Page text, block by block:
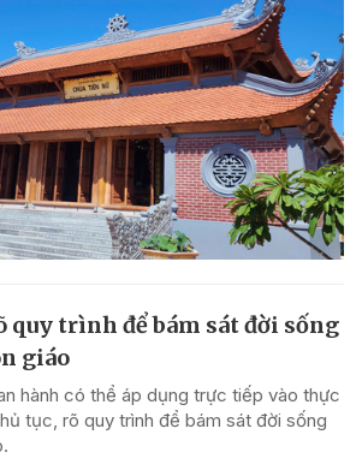
quy trình để bám sát đời sống
giáo
hành có thể áp dụng trực tiếp vào thực
tục, rõ quy trình để bám sát đời sống